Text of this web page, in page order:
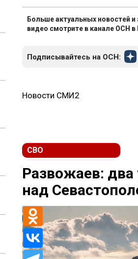
Больше актуальных новостей
видео смотрите в канале ОСН в
Подписывайтесь на ОСН:
Новости СМИ2
СВО
Развожаев:
над